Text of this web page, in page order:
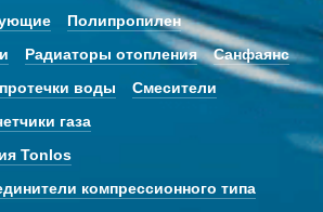
Полипропилен
Радиаторы отопления
Санфаянс
воды
Смесители
газа
Tonlos
компрессионного типа